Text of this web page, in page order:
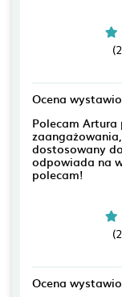
Ocena
Polecam Artura
dostosowany
odpowiada na
polecam!
Ocena